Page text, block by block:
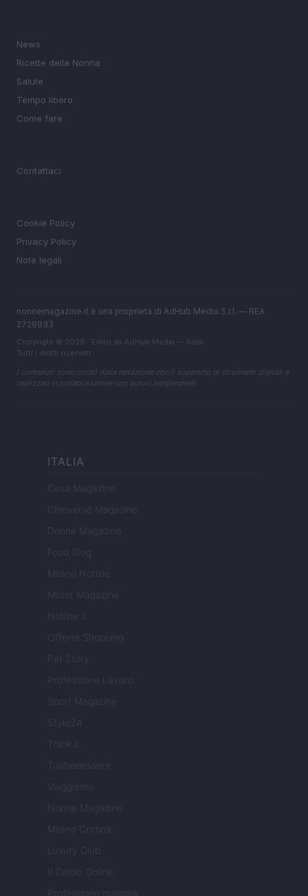
News
Ricette della Nonna
Salute
Tempo libero
Come fare
Contattaci
Cookie Policy
Privacy Policy
Note legali
nonnemagazine.it è una proprietà di AdHub Media S.r.l. — REA
2729933
Copyright © 2026 · Edito da AdHub Media — Italia
Tutti i diritti riservati
I contenuti sono curati dalla redazione con il supporto di strumenti digitali e
realizzati in collaborazione con autori indipendenti.
ITALIA
Casa Magazine
Cineverse Magazine
Donne Magazine
Food Blog
Milano Notizie
Motor Magazine
Notizie.it
Offerte Shopping
Professione Lavoro
Sport Magazine
Style24
Think.it
Tuobenessere
Viaggiamo
Nonne Magazine
Milano Cortina
Luxury Club
Il Calcio Online
Professione mamma